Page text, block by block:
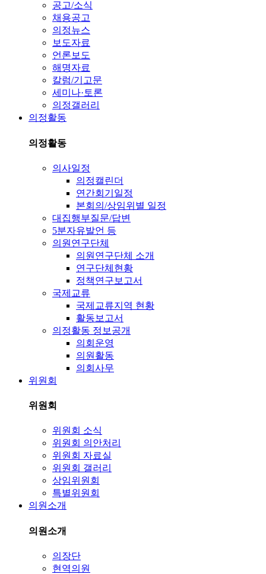
공고/소식
채용공고
의정뉴스
보도자료
언론보도
해명자료
칼럼/기고문
세미나·토론
의정갤러리
의정활동
의정활동
의사일정
의정캘린더
연간회기일정
본회의/상임위별 일정
대집행부질문/답변
5분자유발언 등
의원연구단체
의원연구단체 소개
연구단체현황
정책연구보고서
국제교류
국제교류지역 현황
활동보고서
의정활동 정보공개
의회운영
의원활동
의회사무
위원회
위원회
위원회 소식
위원회 의안처리
위원회 자료실
위원회 갤러리
상임위원회
특별위원회
의원소개
의원소개
의장단
현역의원